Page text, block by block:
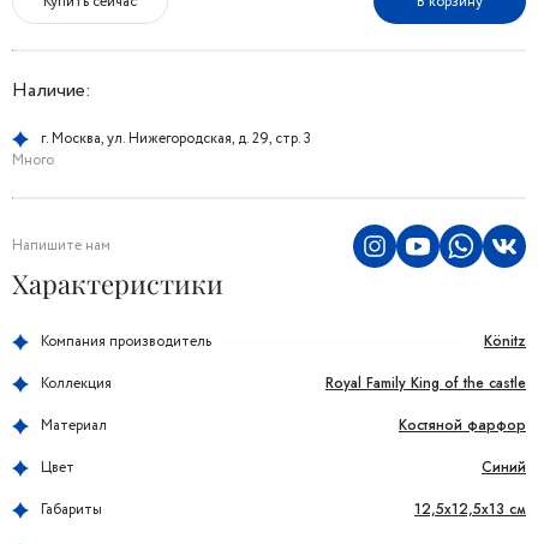
Наличие:
г. Москва, ул. Нижегородская, д. 29, стр. 3
Много
Напишите нам
Характеристики
Компания производитель Könitz
Коллекция Royal Family King of the castle
Материал Костяной фарфор
Цвет Синий
Габариты 12,5x12,5x13 см